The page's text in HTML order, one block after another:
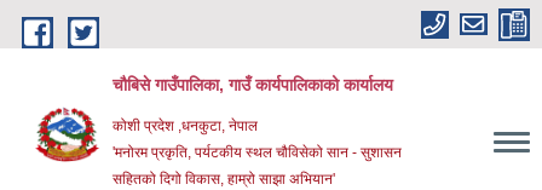
Skip to main content
चौबिसे गाउँपालिका, गाउँ कार्यपालिकाको कार्यालय
कोशी प्रदेश ,धनकुटा, नेपाल
'मनोरम प्रकृति, पर्यटकीय स्थल चौविसेको सान - सुशासन
सहितको दिगो विकास, हाम्रो साझा अभियान'